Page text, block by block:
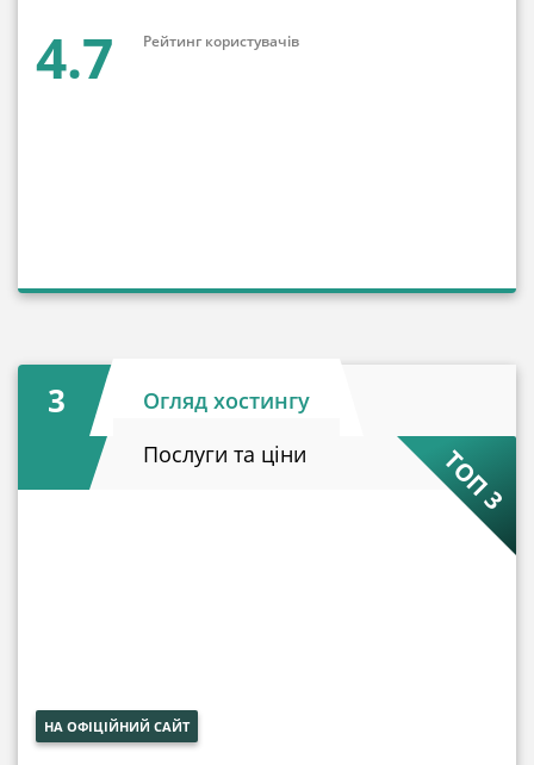
4.7 Рейтинг користувачів
ТОП 3
3
Огляд хостингу
Послуги та ціни
НА ОФІЦІЙНИЙ САЙТ